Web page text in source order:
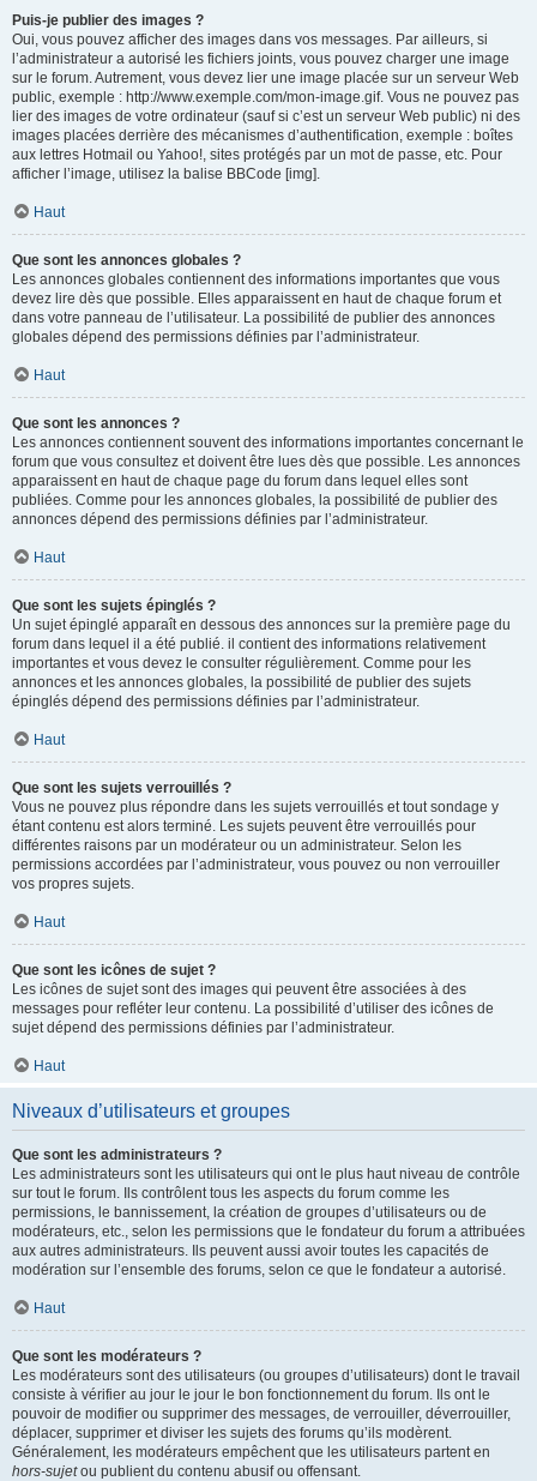
Puis-je publier des images ?
Oui, vous pouvez afficher des images dans vos messages. Par ailleurs, si
l’administrateur a autorisé les fichiers joints, vous pouvez charger une image
sur le forum. Autrement, vous devez lier une image placée sur un serveur Web
public, exemple : http://www.exemple.com/mon-image.gif. Vous ne pouvez pas
lier des images de votre ordinateur (sauf si c’est un serveur Web public) ni des
images placées derrière des mécanismes d’authentification, exemple : boîtes
aux lettres Hotmail ou Yahoo!, sites protégés par un mot de passe, etc. Pour
afficher l’image, utilisez la balise BBCode [img].
Haut
Que sont les annonces globales ?
Les annonces globales contiennent des informations importantes que vous
devez lire dès que possible. Elles apparaissent en haut de chaque forum et
dans votre panneau de l’utilisateur. La possibilité de publier des annonces
globales dépend des permissions définies par l’administrateur.
Haut
Que sont les annonces ?
Les annonces contiennent souvent des informations importantes concernant le
forum que vous consultez et doivent être lues dès que possible. Les annonces
apparaissent en haut de chaque page du forum dans lequel elles sont
publiées. Comme pour les annonces globales, la possibilité de publier des
annonces dépend des permissions définies par l’administrateur.
Haut
Que sont les sujets épinglés ?
Un sujet épinglé apparaît en dessous des annonces sur la première page du
forum dans lequel il a été publié. il contient des informations relativement
importantes et vous devez le consulter régulièrement. Comme pour les
annonces et les annonces globales, la possibilité de publier des sujets
épinglés dépend des permissions définies par l’administrateur.
Haut
Que sont les sujets verrouillés ?
Vous ne pouvez plus répondre dans les sujets verrouillés et tout sondage y
étant contenu est alors terminé. Les sujets peuvent être verrouillés pour
différentes raisons par un modérateur ou un administrateur. Selon les
permissions accordées par l’administrateur, vous pouvez ou non verrouiller
vos propres sujets.
Haut
Que sont les icônes de sujet ?
Les icônes de sujet sont des images qui peuvent être associées à des
messages pour refléter leur contenu. La possibilité d’utiliser des icônes de
sujet dépend des permissions définies par l’administrateur.
Haut
Niveaux d’utilisateurs et groupes
Que sont les administrateurs ?
Les administrateurs sont les utilisateurs qui ont le plus haut niveau de contrôle
sur tout le forum. Ils contrôlent tous les aspects du forum comme les
permissions, le bannissement, la création de groupes d’utilisateurs ou de
modérateurs, etc., selon les permissions que le fondateur du forum a attribuées
aux autres administrateurs. Ils peuvent aussi avoir toutes les capacités de
modération sur l’ensemble des forums, selon ce que le fondateur a autorisé.
Haut
Que sont les modérateurs ?
Les modérateurs sont des utilisateurs (ou groupes d’utilisateurs) dont le travail
consiste à vérifier au jour le jour le bon fonctionnement du forum. Ils ont le
pouvoir de modifier ou supprimer des messages, de verrouiller, déverrouiller,
déplacer, supprimer et diviser les sujets des forums qu’ils modèrent.
Généralement, les modérateurs empêchent que les utilisateurs partent en
hors-sujetou publient du contenu abusif ou offensant.